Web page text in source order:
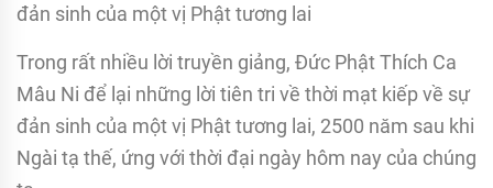
đản sinh của một vị Phật tương lai
Trong rất nhiều lời truyền giảng, Đức Phật Thích Ca
Mâu Ni để lại những lời tiên tri về thời mạt kiếp về sự
đản sinh của một vị Phật tương lai, 2500 năm sau khi
Ngài tạ thế, ứng với thời đại ngày hôm nay của chúng